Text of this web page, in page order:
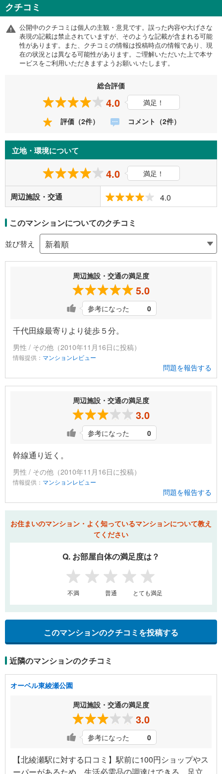
クチコミ
公開中のクチコミは個人の主観・意見です。誤った内容や大げさな
表現の記載は禁止されていますが、そのような記載が含まれる可能
性があります。また、クチコミの情報は投稿時点の情報であり、現
在の状況とは異なる可能性があります。ご理解いただいた上で本サ
ービスをご利用いただきますようお願いいたします。
総合評価
4.0
満足！
評価（2件）
コメント（2件）
立地・環境について
4.0 満足！
周辺施設・交通 4.0
このマンションについてのクチコミ
並び替え
周辺施設・交通の満足度
5.0
参考になった 0
千代田線最寄りより徒歩５分。
男性 / その他（2010年11月16日に投稿）
情報提供： マンションレビュー
問題を報告する
周辺施設・交通の満足度
3.0
参考になった 0
幹線通り近く。
男性 / その他（2010年11月16日に投稿）
情報提供： マンションレビュー
問題を報告する
お住まいのマンション・よく知っているマンションについて教え
てください
Q. お部屋自体の満足度は？
1 2 3 4 5
不満 普通 とても満足
このマンションのクチコミを投稿する
近隣のマンションのクチコミ
オーベル東綾瀬公園
周辺施設・交通の満足度
3.0
参考になった 0
【北綾瀬駅に対する口コミ】駅前に100円ショップやス